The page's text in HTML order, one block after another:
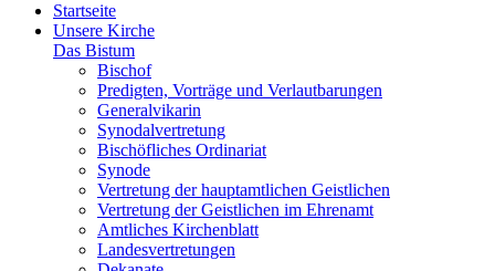
Startseite
Unsere Kirche
Das Bistum
Bischof
Predigten, Vorträge und Verlautbarungen
Generalvikarin
Synodalvertretung
Bischöfliches Ordinariat
Synode
Vertretung der hauptamtlichen Geistlichen
Vertretung der Geistlichen im Ehrenamt
Amtliches Kirchenblatt
Landesvertretungen